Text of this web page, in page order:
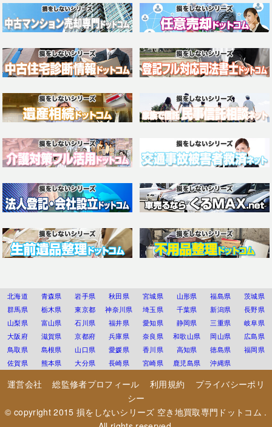
北海道 青森県 岩手県 秋田県 宮城県 山形県 福島県
茨城県
群馬県
栃木県 東京都 神奈川県 埼玉県 千葉県 新潟県
長野県
山梨県
富山県 石川県 福井県 愛知県 静岡県 三重県
岐阜県
大阪府
滋賀県 京都府 兵庫県 奈良県 和歌山県 岡山県
広島県
鳥取県
島根県 山口県 愛媛県 香川県 高知県 徳島県
福岡県
佐賀県
熊本県 大分県 長崎県 宮崎県 鹿児島県 沖縄県
運営会社 総監修者プロフィール 利用規約
プライバシーポリ
シー
© copyright 2015 損をしないシリーズ 空き地買取専門ドットコム .